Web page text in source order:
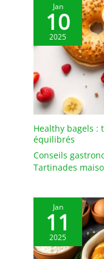
Jan
10
2025
Healthy bagels :
équilibrés
Conseils
Tartinades
Jan
11
2025